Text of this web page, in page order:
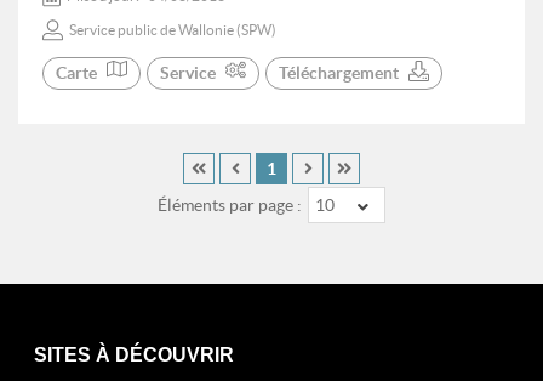
Service public de Wallonie (SPW)
Carte Service Téléchargement
Éléments par page : 10
1
SITES À DÉCOUVRIR